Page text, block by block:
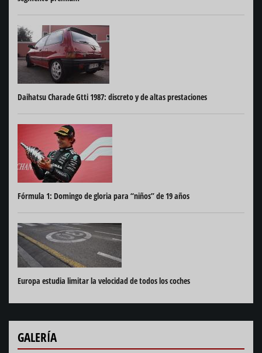
Daihatsu Charade Gtti 1987: discreto y de altas prestaciones
Fórmula 1: Domingo de gloria para “niños” de 19 años
Europa estudia limitar la velocidad de todos los coches
GALERÍA